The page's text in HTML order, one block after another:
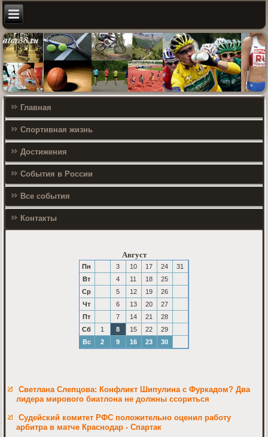
Главная
Спортивная жизнь
Достижения
События в России
Все события
Контакты
Август
Пн 3 10 17 24
31
Вт
4 11 18
25
Ср
5 12 19
26
Чт
6 13 20
27
Пт
7 14 21
28
Сб
1 8 15 22
29
Вс
2 9 16 23 30
Светлана Слепцова: Конфликт Шипулина с Фуркадом? Два
лидера мирового биатлона не должны ссориться
Судейский комитет РФС положительно оценил работу
арбитра в матче Краснодар - Спартак